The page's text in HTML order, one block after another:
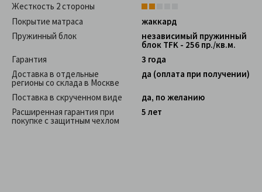
Жесткость 2 стороны
Покрытие матраса
жаккард
Пружинный блок
независимый пружинный
блок TFK - 256 пр./кв.м.
Гарантия
3 года
Доставка в отдельные
регионы со склада в Москве
да (оплата при получении)
Поставка в скрученном виде
да, по желанию
Расширенная гарантия при
покупке с защитным чехлом
5 лет